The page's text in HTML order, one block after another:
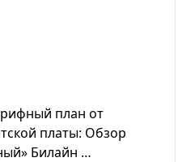
план от
платы: Обзор
Билайн …